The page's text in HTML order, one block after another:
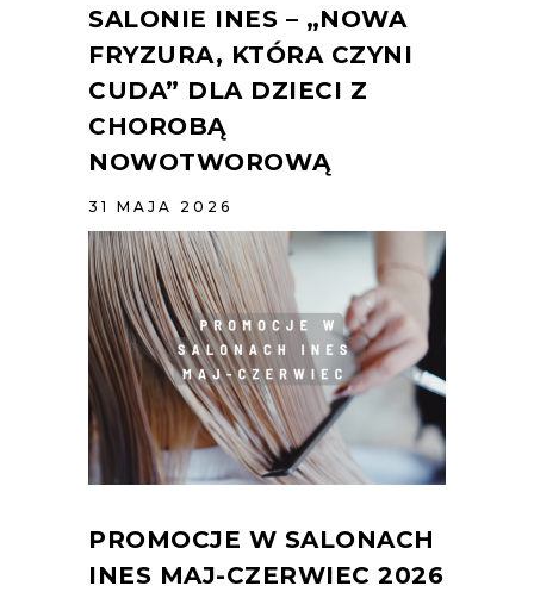
SALONIE INES – „NOWA
FRYZURA, KTÓRA CZYNI
CUDA” DLA DZIECI Z
CHOROBĄ
NOWOTWOROWĄ
31 MAJA 2026
PROMOCJE W SALONACH
INES MAJ-CZERWIEC 2026